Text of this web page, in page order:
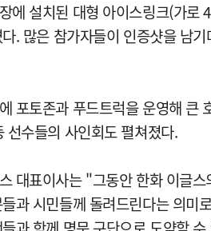
에 설치된 대형 아이스링크(가
. 많은 참가자들이 인증샷을 남
포토존과 푸드트럭을 운영해 큰
선수들의 사인회도 펼쳐졌다.
대표이사는 "그동안 한화 이글
과 시민들께 돌려드린다는 의